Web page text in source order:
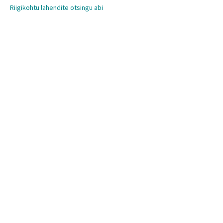
Riigikohtu lahendite otsingu abi